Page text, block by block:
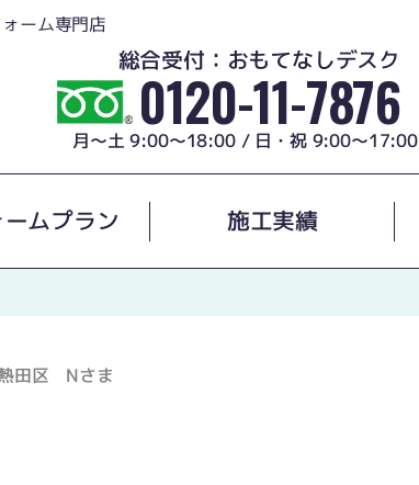
ーム専門店
総合受付：おもてなしデスク
0120-11-7876
月～土 9:00～18:00 / 日・祝 9:00～17:00
ムプラン 施工実績
田区 Nさま